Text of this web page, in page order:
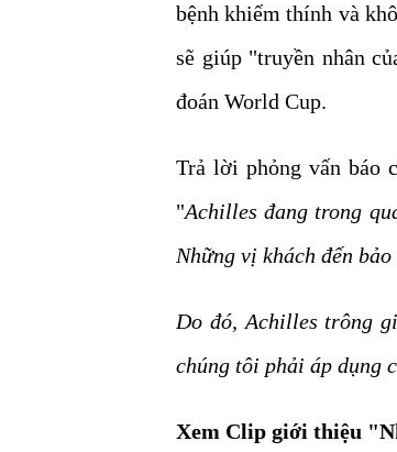
bệnh khiếm thính và
sẽ giúp "truyền nhân
đoán World Cup.
Trả lời phỏng vấn báo
"Achilles đang trong
Những vị khách đến
Do đó, Achilles trông
chúng tôi phải áp dụng
Xem Clip giới thiệu